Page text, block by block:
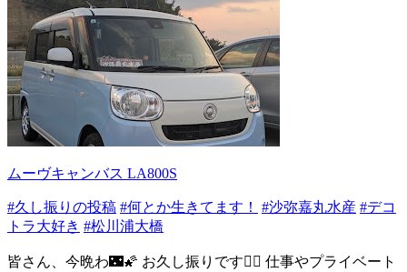
ムーヴキャンバス LA800S
#久し振りの投稿 #何とか生きてます！ #沙弥嘉丸水産 #デコ
トラ大好き #松川浦大橋
皆さん、今晩わ🌃🌠 お久し振りです🙂‍↕️ 仕事やプライベート